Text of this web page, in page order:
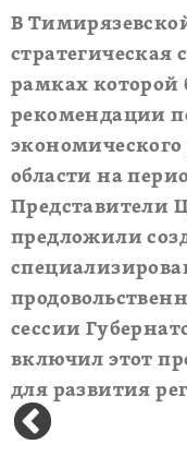
В
стратегическая
рамках
рекомендации
области на
Представители
предложили
сессии
включил этот
для развития